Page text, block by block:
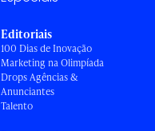
Editoriais
100 Dias de Inovação
Marketing na Olimpíada
Drops Agências &
Anunciantes
Talento